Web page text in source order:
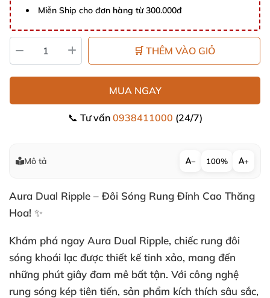
Miễn Ship cho đơn hàng từ 300.000đ
🛒 THÊM VÀO GIỎ
MUA NGAY
📞 Tư vấn 0938411000 (24/7)
Mô tả − 100% +
Aura Dual Ripple – Đôi Sóng Rung Đỉnh Cao Thăng
Hoa! ✨
Khám phá ngay Aura Dual Ripple, chiếc rung đôi
sóng khoái lạc được thiết kế tinh xảo, mang đến
những phút giây đam mê bất tận. Với công nghệ
rung sóng kép tiên tiến, sản phẩm kích thích sâu sắc,